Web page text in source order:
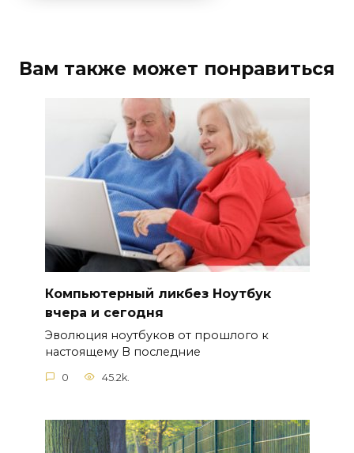
Вам также может понравиться
Компьютерный ликбез Ноутбук
вчера и сегодня
Эволюция ноутбуков от прошлого к
настоящему В последние
0 45.2k.